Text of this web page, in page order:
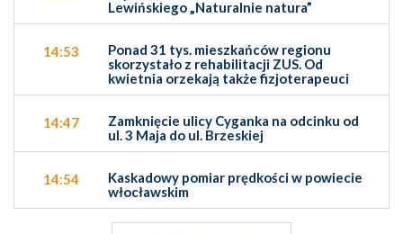
Lewińskiego „Naturalnie natura”
14:53
Ponad 31 tys. mieszkańców regionu
skorzystało z rehabilitacji ZUS. Od
kwietnia orzekają także fizjoterapeuci
14:47
Zamknięcie ulicy Cyganka na odcinku od
ul. 3 Maja do ul. Brzeskiej
14:54
Kaskadowy pomiar prędkości w powiecie
włocławskim